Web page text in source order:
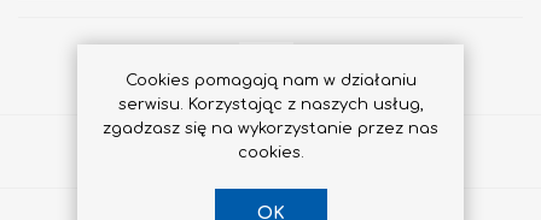
Udostępnij
Cookies pomagają nam w działaniu
serwisu. Korzystając z naszych usług,
zgadzasz się na wykorzystanie przez nas
cookies.
OK